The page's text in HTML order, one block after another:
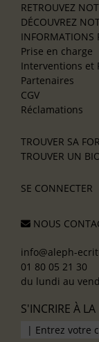
RETROUVEZ
DÉCOUVREZ
INFORMATIONS
Prise en charge
Interventions et
Partenaires
CGV
Réclamations
TROUVER SA
TROUVER UN
SE CONNECTER
NOUS
info@aleph-
01 80 05 21 30
du lundi au
S'INCRIRE À